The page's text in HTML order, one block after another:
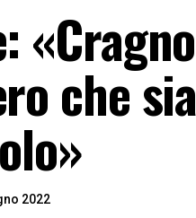
che
2022